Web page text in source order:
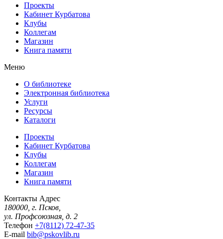
Проекты
Кабинет Курбатова
Клубы
Коллегам
Магазин
Книга памяти
Меню
О библиотеке
Электронная библиотека
Услуги
Ресурсы
Каталоги
Проекты
Кабинет Курбатова
Клубы
Коллегам
Магазин
Книга памяти
Контакты Адрес
180000, г. Псков,
ул. Профсоюзная, д. 2
Телефон +7(8112) 72-47-35
E-mail bib@pskovlib.ru